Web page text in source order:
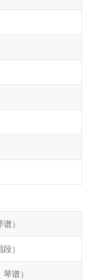
）
）
谱）